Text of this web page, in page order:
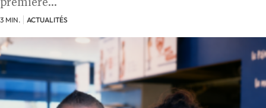
première…
3 MIN. ACTUALITÉS